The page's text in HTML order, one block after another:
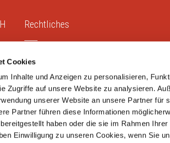
Cookies
Inhalte und Anzeigen zu personalisieren,
Zugriffe auf unsere Website zu analysieren.
unserer Website an unsere Partner für
Partner führen diese Informationen
haben oder die sie im Rahmen
Einwilligung zu unseren Cookies, wenn Sie
Rechtliches
Datenschutz
GmbH.